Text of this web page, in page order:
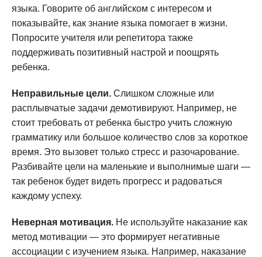
языка. Говорите об английском с интересом и
показывайте, как знание языка помогает в жизни.
Попросите учителя или репетитора также
поддерживать позитивный настрой и поощрять
ребенка.
Неправильные цели. Слишком сложные или
расплывчатые задачи демотивируют. Например, не
стоит требовать от ребенка быстро учить сложную
грамматику или большое количество слов за короткое
время. Это вызовет только стресс и разочарование.
Разбивайте цели на маленькие и выполнимые шаги —
так ребенок будет видеть прогресс и радоваться
каждому успеху.
Неверная мотивация. Не используйте наказание как
метод мотивации — это формирует негативные
ассоциации с изучением языка. Например, наказание